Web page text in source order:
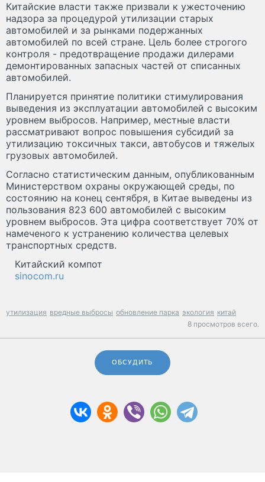
Китайские власти также призвали к ужесточению
надзора за процедурой утилизации старых
автомобилей и за рынками подержанных
автомобилей по всей стране. Цель более строгого
контроля - предотвращение продажи дилерами
демонтированных запасных частей от списанных
автомобилей.
Планируется принятие политики стимулирования
выведения из эксплуатации автомобилей с высоким
уровнем выбросов. Например, местные власти
рассматривают вопрос повышения субсидий за
утилизацию токсичных такси, автобусов и тяжелых
грузовых автомобилей.
Согласно статистическим данным, опубликованным
Министерством охраны окружающей среды, по
состоянию на конец сентября, в Китае выведены из
пользования 823 600 автомобилей с высоким
уровнем выбросов. Эта цифра соответствует 70% от
намеченого к устранению количества целевых
транспортных средств.
Китайский компот
sinocom.ru
утилизация вредные выбросы обновление парка экология китай
8 просмотров всего.
ОБСУДИТЬ